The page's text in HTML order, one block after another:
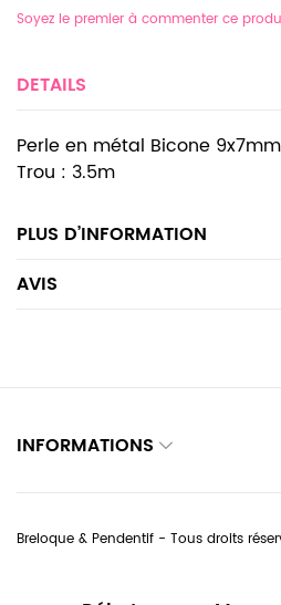
Soyez le premier à commenter ce
DETAILS
Perle en métal Bicone
Trou : 3.5m
PLUS D’INFORMATION
AVIS
INFORMATIONS
Breloque & Pendentif - Tous droits